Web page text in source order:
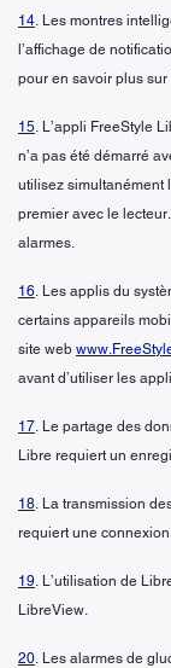
14. Les montres
l’affichage de
pour en savoir plus
15. L’appli FreeStyle
n’a pas été démarré
utilisez simultanément
premier avec le
alarmes.
16. Les applis du
certains appareils
site web
avant d’utiliser les
17. Le partage des
Libre requiert un
18. La transmission
requiert une
19. L’utilisation de
LibreView.
20. Les alarmes de